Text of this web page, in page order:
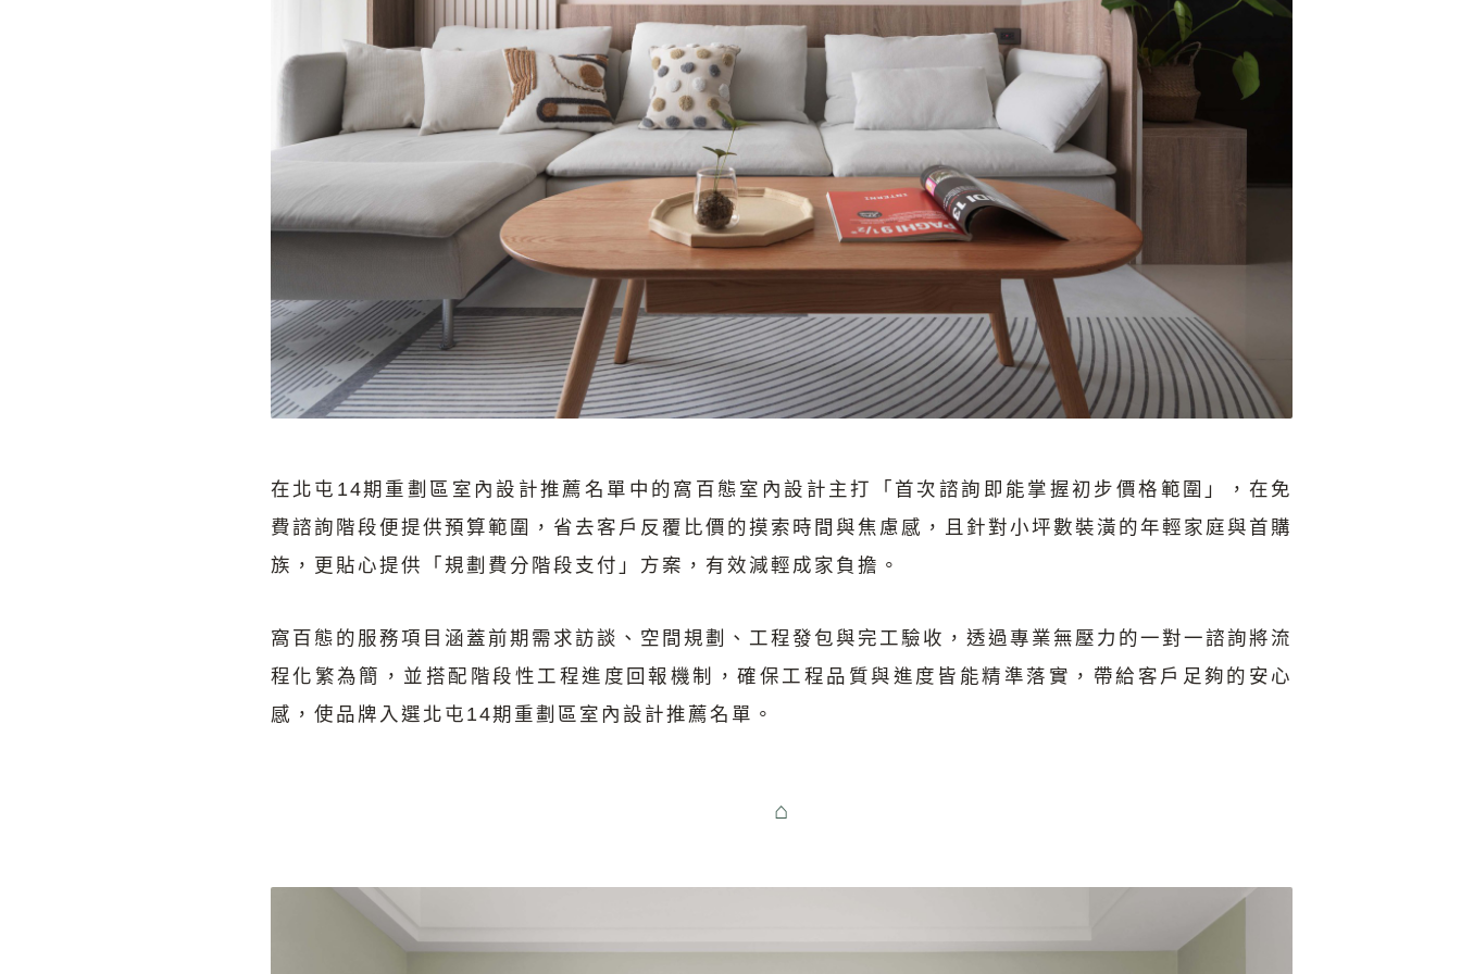
在北屯14期重劃區室內設計推薦名單中的窩百態室內設計主打「首次諮詢即能掌握初步價格範圍」，在免
費諮詢階段便提供預算範圍，省去客戶反覆比價的摸索時間與焦慮感，且針對小坪數裝潢的年輕家庭與首購
族，更貼心提供「規劃費分階段支付」方案，有效減輕成家負擔。
窩百態的服務項目涵蓋前期需求訪談、空間規劃、工程發包與完工驗收，透過專業無壓力的一對一諮詢將流
程化繁為簡，並搭配階段性工程進度回報機制，確保工程品質與進度皆能精準落實，帶給客戶足夠的安心
感，使品牌入選北屯14期重劃區室內設計推薦名單。
⌂